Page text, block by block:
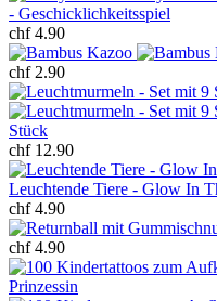
- Geschicklichkeitsspiel
chf 4.90
chf 2.90
Stück
chf 12.90
Leuchtende Tiere - Glow In
chf 4.90
chf 4.90